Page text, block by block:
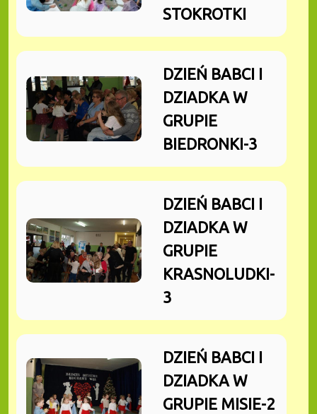
STOKROTKI
DZIEŃ BABCI I
DZIADKA W
GRUPIE
BIEDRONKI-3
DZIEŃ BABCI I
DZIADKA W
GRUPIE
KRASNOLUDKI-
3
DZIEŃ BABCI I
DZIADKA W
GRUPIE MISIE-2